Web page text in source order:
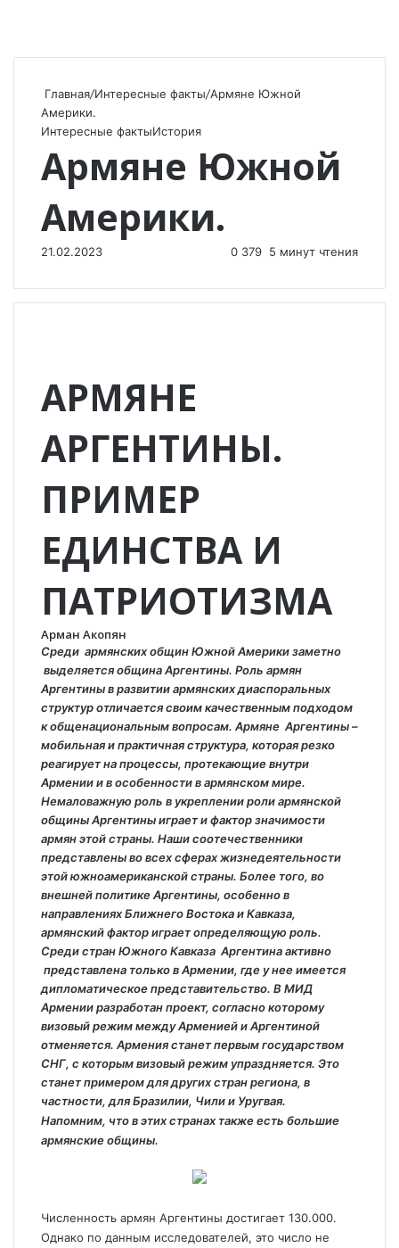
Главная/Интересные факты/Армяне Южной
Америки.
Интересные фактыИстория
Армяне Южной
Америки.
21.02.2023 0 379 5 минут чтения
АРМЯНЕ
АРГЕНТИНЫ.
ПРИМЕР
ЕДИНСТВА И
ПАТРИОТИЗМА
Арман Акопян
Среди армянских общин Южной Америки заметно
выделяется община Аргентины. Роль армян
Аргентины в развитии армянских диаспоральных
структур отличается своим качественным подходом
к общенациональным вопросам. Армяне Аргентины –
мобильная и практичная структура, которая резко
реагирует на процессы, протекающие внутри
Армении и в особенности в армянском мире.
Немаловажную роль в укреплении роли армянской
общины Аргентины играет и фактор значимости
армян этой страны. Наши соотечественники
представлены во всех сферах жизнедеятельности
этой южноамериканской страны. Более того, во
внешней политике Аргентины, особенно в
направлениях Ближнего Востока и Кавказа,
армянский фактор играет определяющую роль.
Среди стран Южного Кавказа Аргентина активно
представлена только в Армении, где у нее имеется
дипломатическое представительство. В МИД
Армении разработан проект, согласно которому
визовый режим между Арменией и Аргентиной
отменяется. Армения станет первым государством
СНГ, с которым визовый режим упраздняется. Это
станет примером для других стран региона, в
частности, для Бразилии, Чили и Уругвая.
Напомним, что в этих странах также есть большие
армянские общины.
Численность армян Аргентины достигает 130.000.
Однако по данным исследователей, это число не